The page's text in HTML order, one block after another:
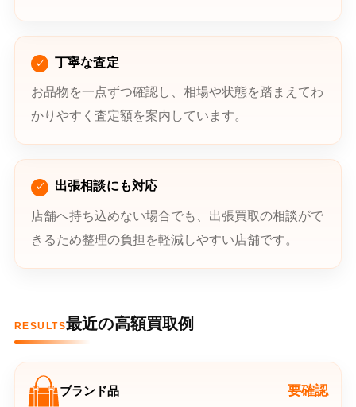
丁寧な査定
お品物を一点ずつ確認し、相場や状態を踏まえてわ
かりやすく査定額を案内しています。
出張相談にも対応
店舗へ持ち込めない場合でも、出張買取の相談がで
きるため整理の負担を軽減しやすい店舗です。
RESULTS最近の高額買取例
ブランド品 要確認